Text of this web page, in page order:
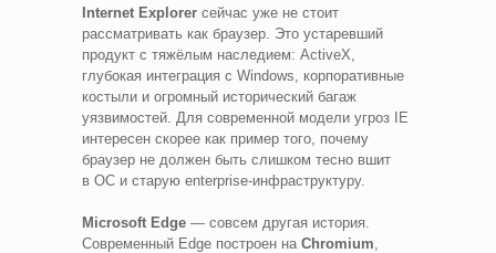
Internet Explorer сейчас уже не стоит
рассматривать как браузер. Это устаревший
продукт с тяжёлым наследием: ActiveX,
глубокая интеграция с Windows, корпоративные
костыли и огромный исторический багаж
уязвимостей. Для современной модели угроз IE
интересен скорее как пример того, почему
браузер не должен быть слишком тесно вшит
в ОС и старую enterprise‑инфраструктуру.
Microsoft Edge — совсем другая история.
Современный Edge построен на Chromium